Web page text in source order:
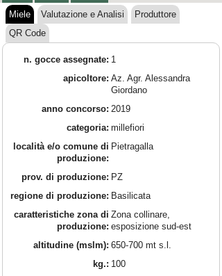
Miele Valutazione e Analisi
Produttore
QR Code
n. gocce assegnate: 1
apicoltore: Az. Agr. Alessandra
Giordano
anno concorso: 2019
categoria: millefiori
località e/o comune di
produzione:
Pietragalla
prov. di produzione: PZ
regione di produzione: Basilicata
caratteristiche zona di
produzione:
Zona collinare,
esposizione sud-est
altitudine (mslm): 650-700 mt s.l.
kg.: 100